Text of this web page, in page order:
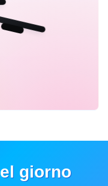
giorno